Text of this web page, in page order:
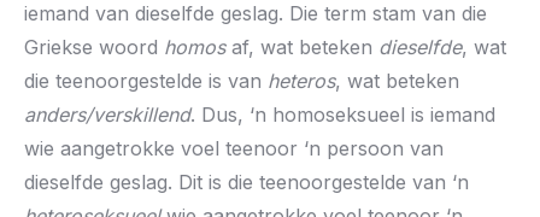
iemand van dieselfde geslag. Die term stam van die
Griekse woord homos af, wat beteken dieselfde, wat
die teenoorgestelde is van heteros, wat beteken
anders/verskillend. Dus, ‘n homoseksueel is iemand
wie aangetrokke voel teenoor ‘n persoon van
dieselfde geslag. Dit is die teenoorgestelde van ‘n